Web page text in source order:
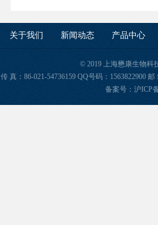
关于我们 新闻动态 产品中心
© 2019 上海懋康生物科
真：86-021-54736159 QQ号码：1563822900
备案号： 沪ICP